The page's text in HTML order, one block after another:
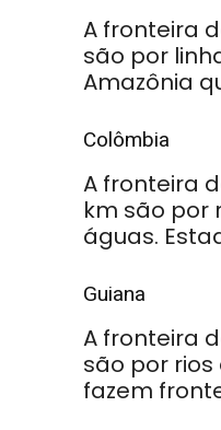
A fronteira
são por
Amazônia
Colômbia
A fronteira
km são por
águas.
Guiana
A fronteira
são por rios
fazem